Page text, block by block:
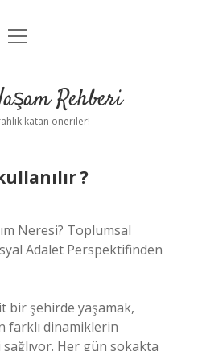
Uyarı
menüyü
Rehberi
katan öneriler!
?
Neresi? Toplumsal
Adalet Perspektifinden
bir şehirde yaşamak,
farklı dinamiklerin
Her gün sokakta